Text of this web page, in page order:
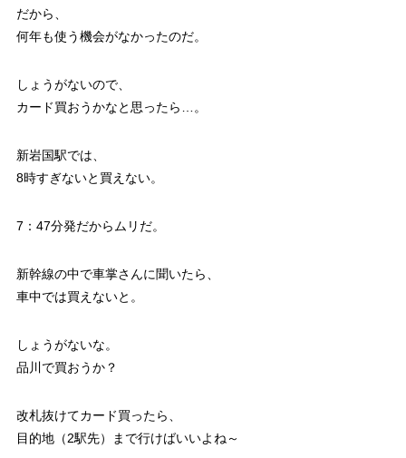
だから、
何年も使う機会がなかったのだ。
しょうがないので、
カード買おうかなと思ったら…。
新岩国駅では、
8時すぎないと買えない。
7：47分発だからムリだ。
新幹線の中で車掌さんに聞いたら、
車中では買えないと。
しょうがないな。
品川で買おうか？
改札抜けてカード買ったら、
目的地（2駅先）まで行けばいいよね～